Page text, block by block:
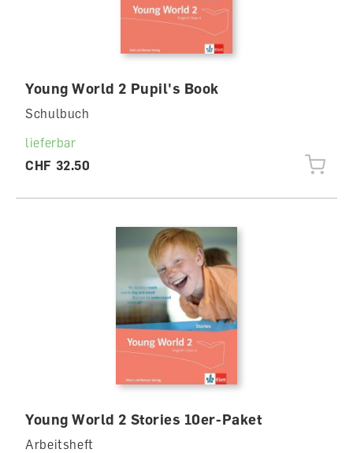
Young World 2 Pupil's Book
Schulbuch
lieferbar
CHF 32.50
Young World 2 Stories 10er-Paket
Arbeitsheft